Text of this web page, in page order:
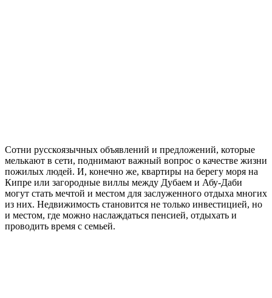
Сотни русскоязычных объявлений и предложений, которые
мелькают в сети, поднимают важный вопрос о качестве жизни
пожилых людей. И, конечно же, квартиры на берегу моря на
Кипре или загородные виллы между Дубаем и Абу-Даби
могут стать мечтой и местом для заслуженного отдыха многих
из них. Недвижимость становится не только инвестицией, но
и местом, где можно наслаждаться пенсией, отдыхать и
проводить время с семьей.